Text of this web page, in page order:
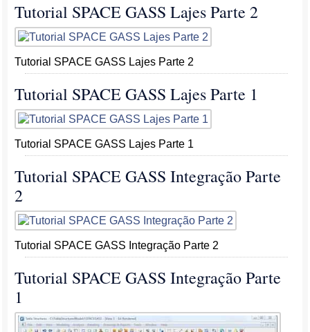
Tutorial SPACE GASS Lajes Parte 2
Tutorial SPACE GASS Lajes Parte 2
Tutorial SPACE GASS Lajes Parte 1
Tutorial SPACE GASS Lajes Parte 1
Tutorial SPACE GASS Integração Parte
2
Tutorial SPACE GASS Integração Parte 2
Tutorial SPACE GASS Integração Parte
1